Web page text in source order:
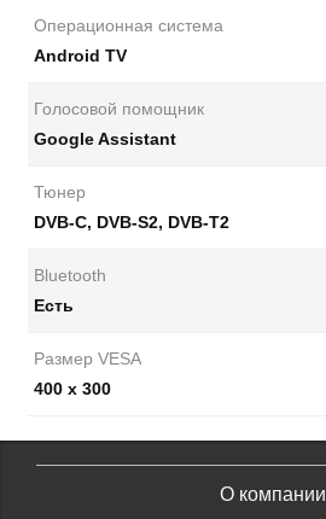
Операционная система
Android TV
Голосовой помощник
Google Assistant
Тюнер
DVB-C, DVB-S2, DVB-T2
Bluetooth
Есть
Размер VESA
400 х 300
О компании